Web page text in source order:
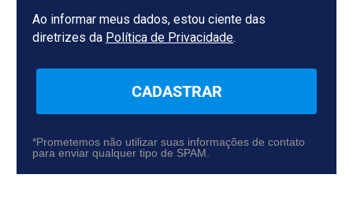
Ao informar meus dados, estou ciente das
diretrizes da Política de Privacidade.
CADASTRAR
*Prometemos não utilizar suas informações de contato
para enviar qualquer tipo de SPAM.